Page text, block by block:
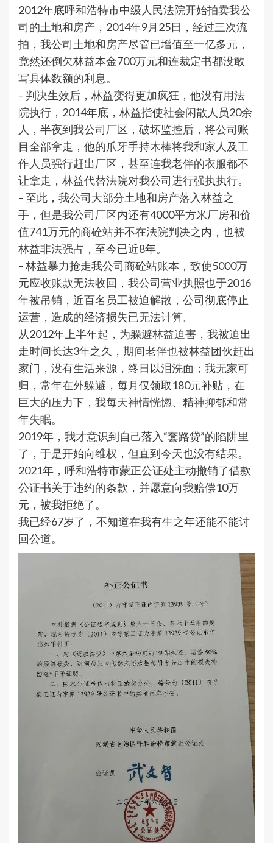
2012年底呼和浩特市中级人民法院开始拍卖我公
司的土地和房产，2014年9月25日，经过三次流
拍，我公司土地和房产尽管已增值至一亿多元，
竟然还倒欠林益本金700万元和连裁定书都没敢
写具体数额的利息。
– 判决生效后，林益变得更加疯狂，他没有用法
院执行，2014年底，林益指使社会闲散人员20余
人，半夜到我公司厂区，破坏监控后，将公司账
目全部拿走，他的爪牙手持木棒将我和家人及工
作人员强行赶出厂区，甚至连我老伴的衣服都不
让拿走，林益代替法院对我公司进行强执执行。
– 至此，我公司大部分土地和房产落入林益之
手，但是我公司厂区内还有4000平方米厂房和价
值741万元的商砼站并不在法院判决之内，也被
林益非法强占，至今已近8年。
– 林益暴力抢走我公司商砼站账本，致使5000万
元应收账款无法收回，我公司营业执照也于2016
年被吊销，近百名员工被迫解散，公司彻底停止
运营，造成的经济损失已无法计算。
从2012年上半年起，为躲避林益迫害，我被迫出
走时间长达3年之久，期间老伴也被林益团伙赶出
家门，没有生活来源，终日以泪洗面；我无家可
归，常年在外躲避，每月仅领取180元补贴，在
巨大的压力下，我每天神情恍惚、精神抑郁和常
年失眠。
2019年，我才意识到自己落入“套路贷”的陷阱里
了，于是开始向维权，但直到今天也没有结果。
2021年，呼和浩特市蒙正公证处主动撤销了借款
公证书关于违约的条款，并愿意向我赔偿10万
元，被我拒绝了。
我已经67岁了，不知道在我有生之年还能不能讨
回公道。